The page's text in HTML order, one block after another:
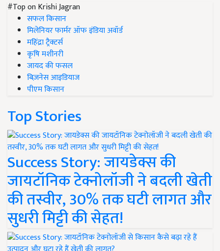
#Top on Krishi Jagran
सफल किसान
मिलेनियर फार्मर ऑफ इंडिया अवॉर्ड
महिंद्रा ट्रैक्टर्स
कृषि मशीनरी
जायद की फसल
बिज़नेस आइडियाज
पीएम किसान
Top Stories
Success Story: जायडेक्स की
जायटॉनिक टेक्नोलॉजी ने बदली खेती
की तस्वीर, 30% तक घटी लागत और
सुधरी मिट्टी की सेहत!